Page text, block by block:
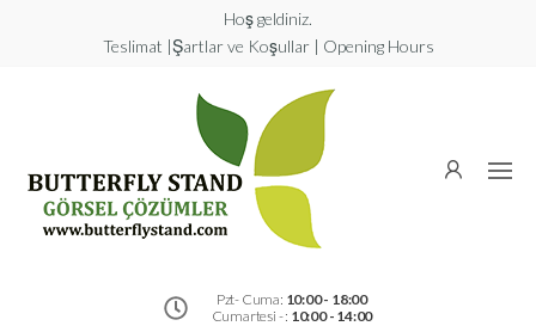
Hoş geldiniz.
Teslimat |Şartlar ve Koşullar | Opening Hours
Görsel
Pzt- Cuma: 10:00 - 18:00
Cumartesi - : 10:00 - 14:00